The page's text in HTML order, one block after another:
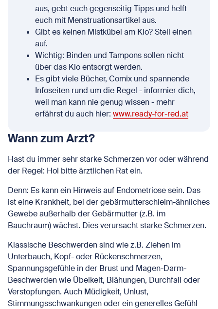
aus, gebt euch gegenseitig Tipps und helft
euch mit Menstruationsartikel aus.
Gibt es keinen Mistkübel am Klo? Stell einen
auf.
Wichtig: Binden und Tampons sollen nicht
über das Klo entsorgt werden.
Es gibt viele Bücher, Comix und spannende
Infoseiten rund um die Regel - informier dich,
weil man kann nie genug wissen - mehr
erfährst du auch hier: www.ready-for-red.at
Wann zum Arzt?
Hast du immer sehr starke Schmerzen vor oder während
der Regel: Hol bitte ärztlichen Rat ein.
Denn: Es kann ein Hinweis auf Endometriose sein. Das
ist eine Krankheit, bei der gebärmutterschleim-ähnliches
Gewebe außerhalb der Gebärmutter (z.B. im
Bauchraum) wächst. Dies verursacht starke Schmerzen.
Klassische Beschwerden sind wie z.B. Ziehen im
Unterbauch, Kopf- oder Rückenschmerzen,
Spannungsgefühle in der Brust und Magen-Darm-
Beschwerden wie Übelkeit, Blähungen, Durchfall oder
Verstopfungen. Auch Müdigkeit, Unlust,
Stimmungsschwankungen oder ein generelles Gefühl